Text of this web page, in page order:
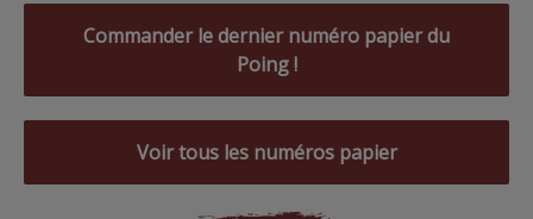
Commander le dernier numéro papier du
Poing !
Voir tous les numéros papier